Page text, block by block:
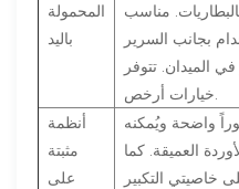
المحمولة
باليد
مناسب
بجانب السرير
في الميدان. تتوفر
أنظمة
مثبتة
على
واضحة ويُمكنه
العميقة. كما
خاصيتي التكبير